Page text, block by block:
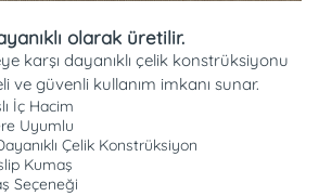
olarak üretilir.
karşı dayanıklı çelik konstrüksiyonu
ve güvenli kullanım imkanı sunar.
İç Hacim
Uyumlu
Çelik Konstrüksiyon
Kumaş
Seçeneği